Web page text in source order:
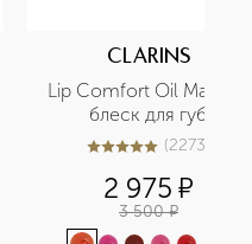
CLARINS
Lip Comfort Oil Масло-
блеск для губ
5из 52273 (2273
2 975 ¤
3 500 ¤